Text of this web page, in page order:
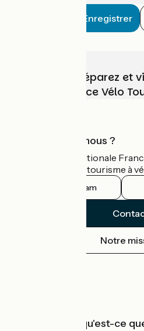
Enregistrer
Choisissez, préparez et
vélo avec France Vélo
Qui sommes-nous ?
L'association nationale
guide officiel du tourisme à
Instagram
Notre
Accueil Vélo qu'est-ce